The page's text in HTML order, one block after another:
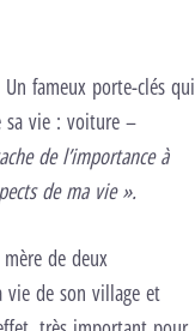
fameux porte-clés qui
sa vie : voiture –
de l’importance à
de ma vie ».
de deux
vie de son village et